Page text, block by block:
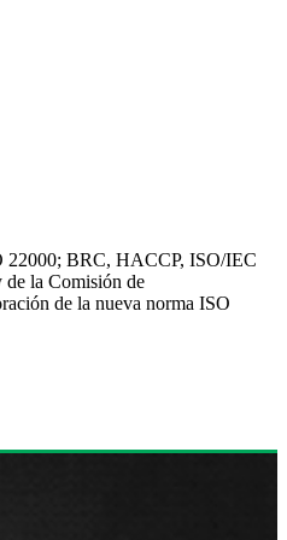
22000; BRC, HACCP, ISO/IEC
de la Comisión de
de la nueva norma ISO